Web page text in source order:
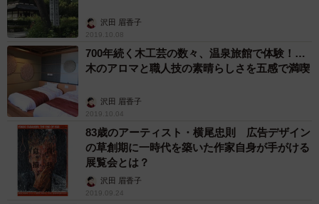
沢田 眉香子
2019.10.08
700年続く木工芸の数々、温泉旅館で体験！…
木のアロマと職人技の素晴らしさを五感で満喫
沢田 眉香子
2019.10.04
83歳のアーティスト・横尾忠則 広告デザイン
の草創期に一時代を築いた作家自身が手がける
展覧会とは？
沢田 眉香子
2019.09.24